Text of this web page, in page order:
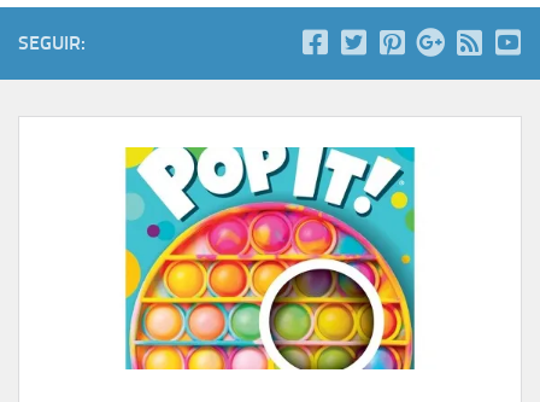
SEGUIR: